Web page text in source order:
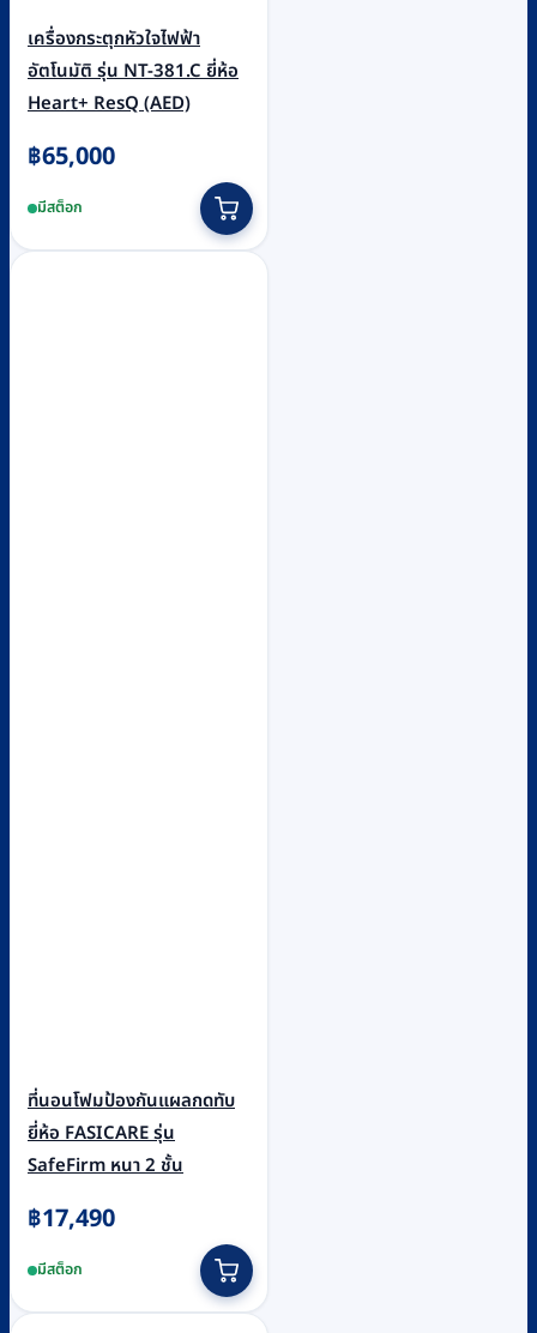
เครื่องกระตุกหัวใจไฟฟ้า
อัตโนมัติ รุ่น NT-381.C ยี่ห้อ
Heart+ ResQ (AED)
฿65,000
มีสต็อก
ที่นอนโฟมป้องกันแผลกดทับ
ยี่ห้อ FASICARE รุ่น
SafeFirm หนา 2 ชั้น
฿17,490
มีสต็อก